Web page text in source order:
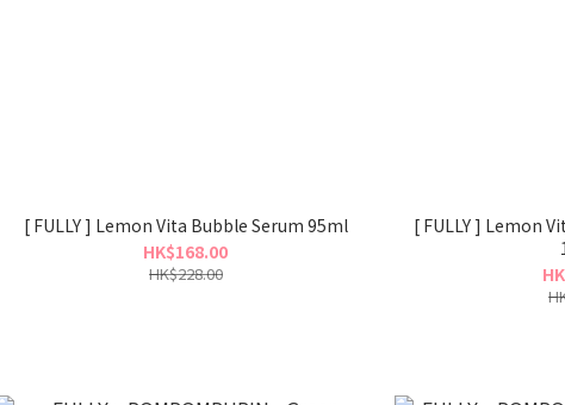
[ FULLY ] Lemon Vita Bubble Serum 95ml
HK$168.00
HK$228.00
[ FULLY ] Lemon